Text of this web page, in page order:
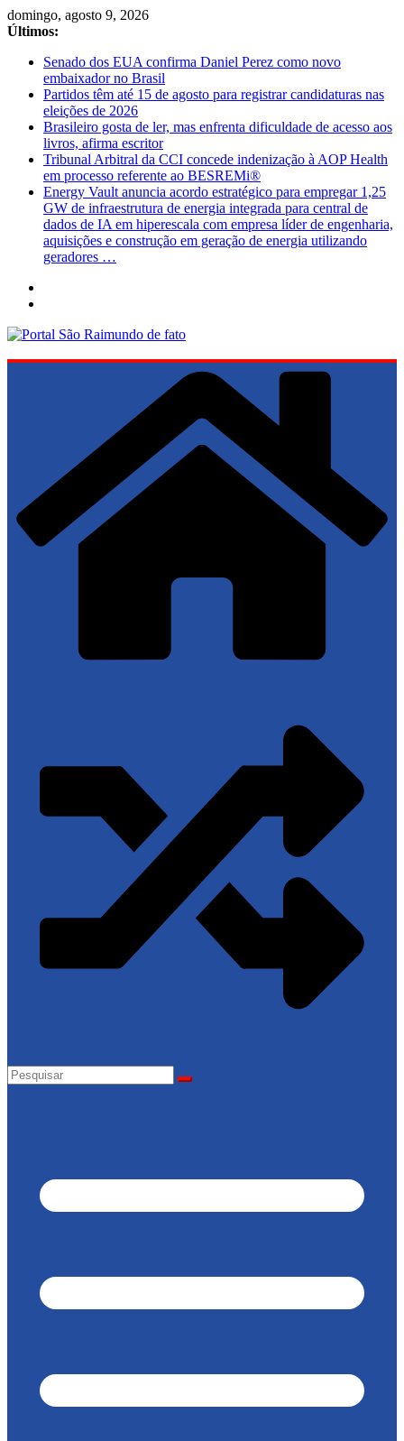
Pular
para
conteúdo
domingo, agosto 9, 2026
Últimos:
Senado dos EUA confirma Daniel Perez como novo
embaixador no Brasil
Partidos têm até 15 de agosto para registrar candidaturas nas
eleições de 2026
Brasileiro gosta de ler, mas enfrenta dificuldade de acesso aos
livros, afirma escritor
Tribunal Arbitral da CCI concede indenização à AOP Health
em processo referente ao BESREMi®
Energy Vault anuncia acordo estratégico para empregar 1,25
GW de infraestrutura de energia integrada para central de
dados de IA em hiperescala com empresa líder de engenharia,
aquisições e construção em geração de energia utilizando
geradores …